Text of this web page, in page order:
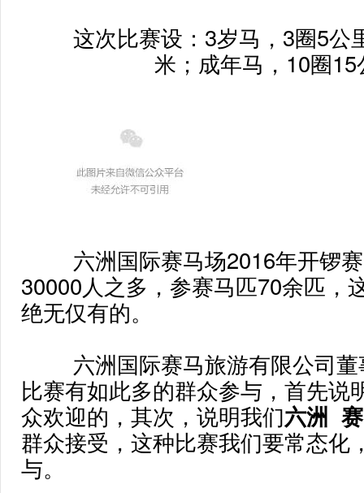
这次比赛设：3岁马，3圈5公
米；成年马，10圈15
六洲国际赛马场2016年开锣
30000人之多，参赛马匹70余匹，
绝无仅有的。
六洲国际赛马旅游有限公司
比赛有如此多的群众参与，首先说
众欢迎的，其次，说明我们六洲
群众接受，这种比赛我们要常态化
与。